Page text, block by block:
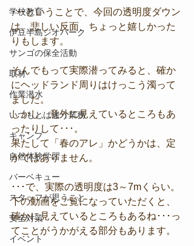
学校教育
伊豆半島ジオパーク
サンゴの保全活動
取材
作業潜水
いつもとは違う業務
キャンプ
自然体験学習
バーベキュー
スタッフが思うこと
安全対策
イベント
･･･ということで、今回の透明度ダウン
は、悲しい反面、ちょっと嬉しかった
りもします。
そんでもって実際潜ってみると、確か
にヘッドランド周りはけっこう濁って
ました。
しかし、意外に見えているところもあ
ったりして･･･。
果たして「春のアレ」かどうかは、定
かではありません。
･･･で、実際の透明度は3～7mくらい。
下の動画をご覧になっていただくと、
確かに見えているところもあるね･･･っ
てことがうかがえる部分もあります。